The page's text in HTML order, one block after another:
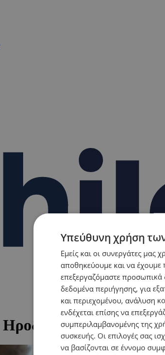
Ηροδότου
Υπεύθυνη χρήση
Εμείς και οι συνεργάτες μας
αποθηκεύουμε και να
επεξεργαζόμαστε προσωπικά
δεδομένα περιήγησης, για
και περιεχομένου, ανάλυση
ενδέχεται επίσης να
συμπεριλαμβανομένης της
συσκευής. Οι επιλογές σας
να βασίζονται σε έννομο